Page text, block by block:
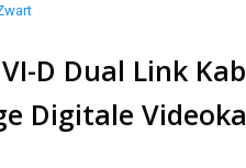
D Dual Link
Digitale